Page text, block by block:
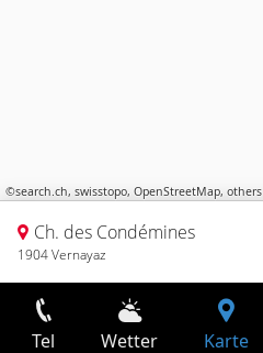
©search.ch, swisstopo, OpenStreetMap, others
Ch. des Condémines
1904 Vernayaz
Tel Wetter Karte